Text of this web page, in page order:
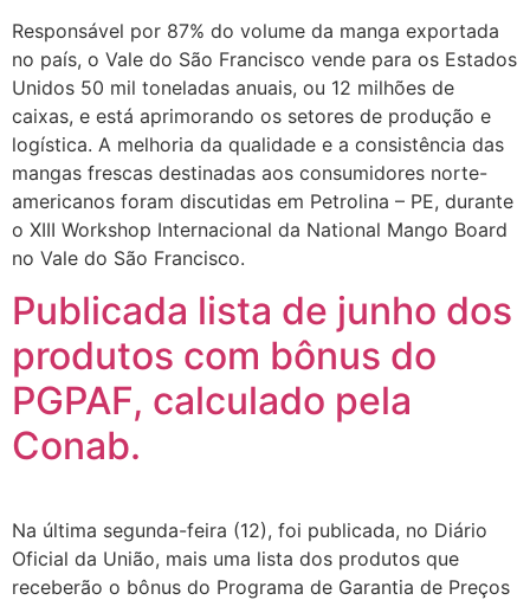
Responsável por 87% do volume da manga exportada
no país, o Vale do São Francisco vende para os Estados
Unidos 50 mil toneladas anuais, ou 12 milhões de
caixas, e está aprimorando os setores de produção e
logística. A melhoria da qualidade e a consistência das
mangas frescas destinadas aos consumidores norte-
americanos foram discutidas em Petrolina – PE, durante
o XIII Workshop Internacional da National Mango Board
no Vale do São Francisco.
Publicada lista de junho dos
produtos com bônus do
PGPAF, calculado pela
Conab.
Na última segunda-feira (12), foi publicada, no Diário
Oficial da União, mais uma lista dos produtos que
receberão o bônus do Programa de Garantia de Preços